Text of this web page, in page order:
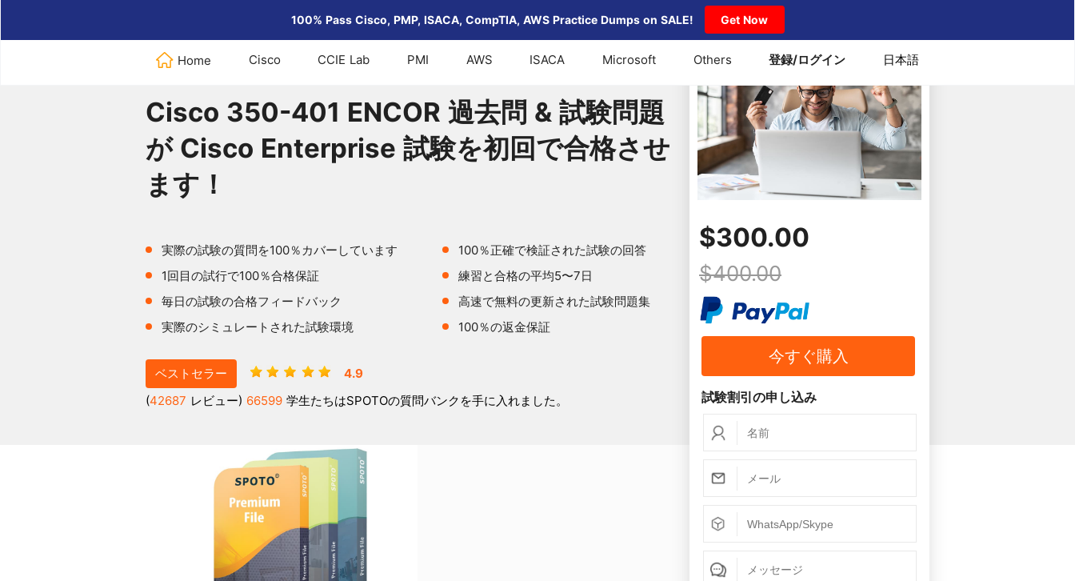
100% Pass Cisco, PMP, ISACA, CompTIA, AWS Practice Dumps on SALE! Get Now
Home Cisco CCIE Lab PMI AWS ISACA Microsoft Others 登録/ログイン 日本語
$300.00
$400.00
今すぐ購入
試験割引の申し込み
Home > Cisco Cisco 350-401 ENCOR 過去問 & 試験問題が Cisco Enterprise 試験を初回で合格させます！
Cisco 350-401 ENCOR 過去問 & 試験問題
が Cisco Enterprise 試験を初回で合格させ
ます！
実際の試験の質問を100％カバーしています
1回目の試行で100％合格保証
毎日の試験の合格フィードバック
実際のシミュレートされた試験環境
100％正確で検証された試験の回答
練習と合格の平均5〜7日
高速で無料の更新された試験問題集
100％の返金保証
ベストセラー
4.9
(42687 レビュー) 66599 学生たちはSPOTOの質問バンクを手に入れました。